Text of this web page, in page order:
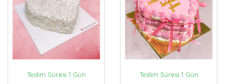
Teslim Süresi 1 Gün Teslim Süresi 1 Gün